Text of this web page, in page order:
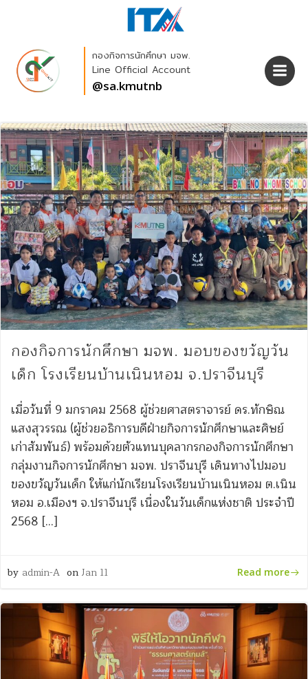
Skip
to
กองกิจการนักศึกษา มจพ.
Line Official Account
@sa.kmutnb
กองกิจการนักศึกษา มจพ. มอบของขวัญวัน
เด็ก โรงเรียนบ้านเนินหอม จ.ปราจีนบุรี
เมื่อวันที่ 9 มกราคม 2568 ผู้ช่วยศาสตราจารย์ ดร.ทักษิณ
แสงสุวรรณ (ผู้ช่วยอธิการบดีฝ่ายกิจการนักศึกษาและศิษย์
เก่าสัมพันธ์) พร้อมด้วยตัวแทนบุคลากรกองกิจการนักศึกษา
กลุ่มงานกิจการนักศึกษา มจพ. ปราจีนบุรี เดินทางไปมอบ
ของขวัญวันเด็ก ให้แก่นักเรียนโรงเรียนบ้านเนินหอม ต.เนิน
หอม อ.เมืองฯ จ.ปราจีนบุรี เนื่องในวันเด็กแห่งชาติ ประจำปี
2568 […]
by admin-A on Jan 11 Read more